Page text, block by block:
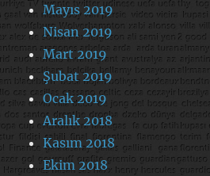
Mayıs 2019
Nisan 2019
Mart 2019
Şubat 2019
Ocak 2019
Aralık 2018
Kasım 2018
Ekim 2018